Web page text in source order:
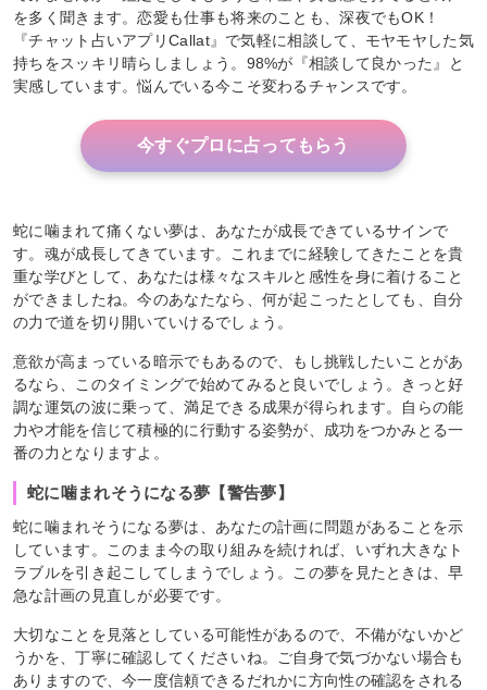
を多く聞きます。恋愛も仕事も将来のことも、深夜でもOK！
『チャット占いアプリCallat』で気軽に相談して、モヤモヤした気
持ちをスッキリ晴らしましょう。98%が『相談して良かった』と
実感しています。悩んでいる今こそ変わるチャンスです。
今すぐプロに占ってもらう
蛇に噛まれて痛くない夢は、あなたが成長できているサインで
す。魂が成長してきています。これまでに経験してきたことを貴
重な学びとして、あなたは様々なスキルと感性を身に着けること
ができましたね。今のあなたなら、何が起こったとしても、自分
の力で道を切り開いていけるでしょう。
意欲が高まっている暗示でもあるので、もし挑戦したいことがあ
るなら、このタイミングで始めてみると良いでしょう。きっと好
調な運気の波に乗って、満足できる成果が得られます。自らの能
力や才能を信じて積極的に行動する姿勢が、成功をつかみとる一
番の力となりますよ。
蛇に噛まれそうになる夢【警告夢】
蛇に噛まれそうになる夢は、あなたの計画に問題があることを示
しています。このまま今の取り組みを続ければ、いずれ大きなト
ラブルを引き起こしてしまうでしょう。この夢を見たときは、早
急な計画の見直しが必要です。
大切なことを見落としている可能性があるので、不備がないかど
うかを、丁寧に確認してくださいね。ご自身で気づかない場合も
ありますので、今一度信頼できるだれかに方向性の確認をされる